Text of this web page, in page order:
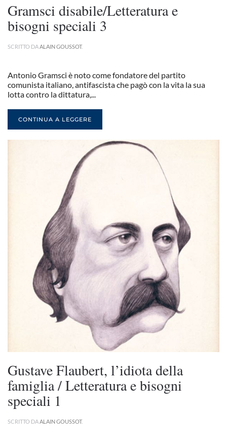
Gramsci disabile/Letteratura e
bisogni speciali 3
SCRITTO DAALAIN GOUSSOT.
Antonio Gramsci è noto come fondatore del partito
comunista italiano, antifascista che pagò con la vita la sua
lotta contro la dittatura,...
CONTINUA A LEGGERE
Gustave Flaubert, l’idiota della
famiglia / Letteratura e bisogni
speciali 1
SCRITTO DAALAIN GOUSSOT.